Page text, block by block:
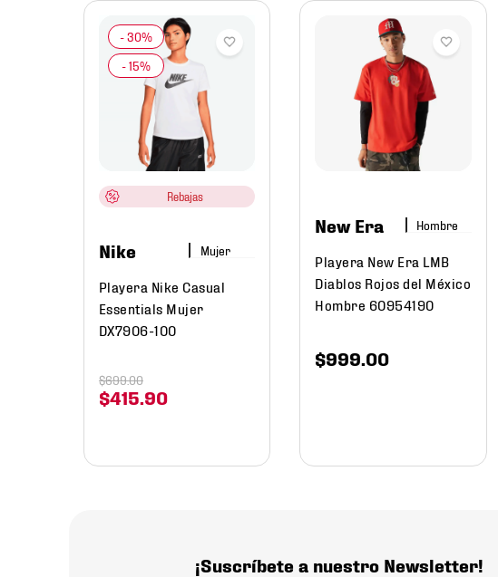
Rebajas
Nike Mujer
Playera Nike Casual
Essentials Mujer
DX7906-100
$415.90
$699.00
New Era Hombre
Playera New Era LMB
Diablos Rojos del México
Hombre 60954190
$999.00
¡Suscríbete a nuestro Newsletter!